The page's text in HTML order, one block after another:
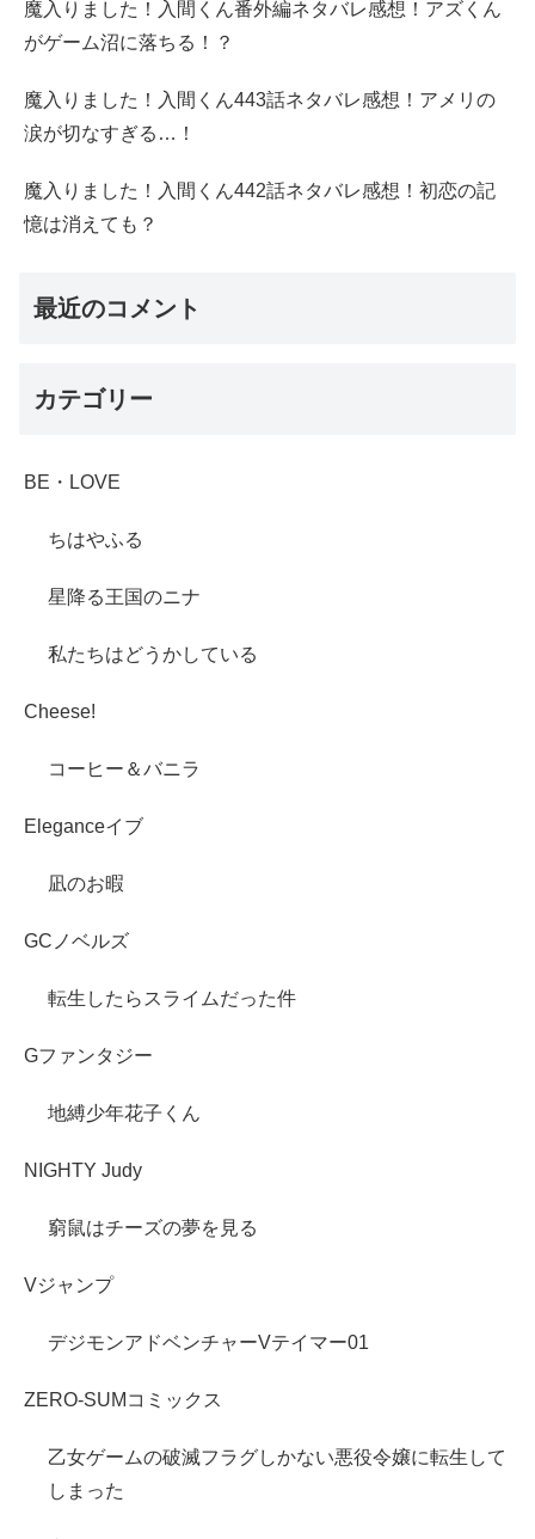
魔入りました！入間くん番外編ネタバレ感想！アズくん
がゲーム沼に落ちる！？
魔入りました！入間くん443話ネタバレ感想！アメリの
涙が切なすぎる…！
魔入りました！入間くん442話ネタバレ感想！初恋の記
憶は消えても？
最近のコメント
カテゴリー
BE・LOVE
ちはやふる
星降る王国のニナ
私たちはどうかしている
Cheese!
コーヒー＆バニラ
Eleganceイブ
凪のお暇
GCノベルズ
転生したらスライムだった件
Gファンタジー
地縛少年花子くん
NIGHTY Judy
窮鼠はチーズの夢を見る
Vジャンプ
デジモンアドベンチャーVテイマー01
ZERO-SUMコミックス
乙女ゲームの破滅フラグしかない悪役令嬢に転生して
しまった